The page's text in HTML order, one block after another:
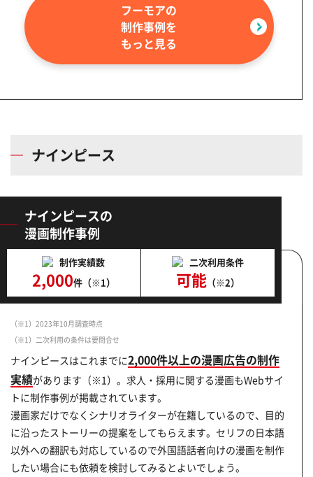
フーモアの
制作事例を
もっと見る
ナインピース
ナインピースの
漫画制作事例
制作実績数
2,000件（※1）
二次利用条件
可能（※2）
（※1）2023年10月調査時点
（※1）二次利用の条件は要問合せ
ナインピースはこれまでに2,000件以上の漫画広告の制作
実績があります（※1）。求人・採用に関する漫画もWebサイ
トに制作事例が掲載されています。
漫画家だけでなくシナリオライターが在籍しているので、目的
に沿ったストーリーの提案をしてもらえます。セリフの日本語
以外への翻訳も対応しているので外国語話者向けの漫画を制作
したい場合にも依頼を検討してみるとよいでしょう。